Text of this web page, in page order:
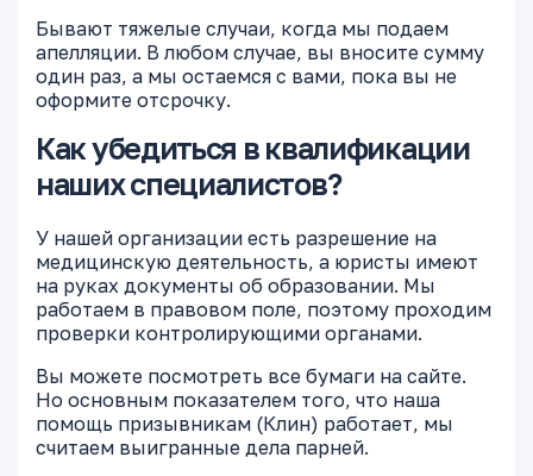
Бывают тяжелые случаи, когда мы подаем
апелляции. В любом случае, вы вносите сумму
один раз, а мы остаемся с вами, пока вы не
оформите отсрочку.
Как убедиться в квалификации
наших специалистов?
У нашей организации есть разрешение на
медицинскую деятельность, а юристы имеют
на руках документы об образовании. Мы
работаем в правовом поле, поэтому проходим
проверки контролирующими органами.
Вы можете посмотреть все бумаги на сайте.
Но основным показателем того, что наша
помощь призывникам (Клин) работает, мы
считаем выигранные дела парней.